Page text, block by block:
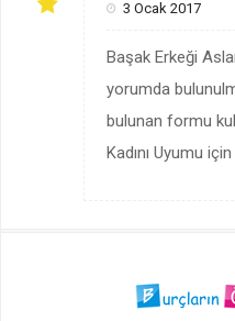
3 Ocak 2017
Başak Erkeği
yorumda
bulunan formu
Kadını Uyumu